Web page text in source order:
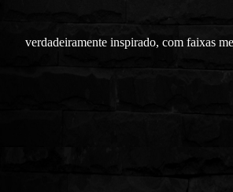
verdadeiramente inspirado, com faixas